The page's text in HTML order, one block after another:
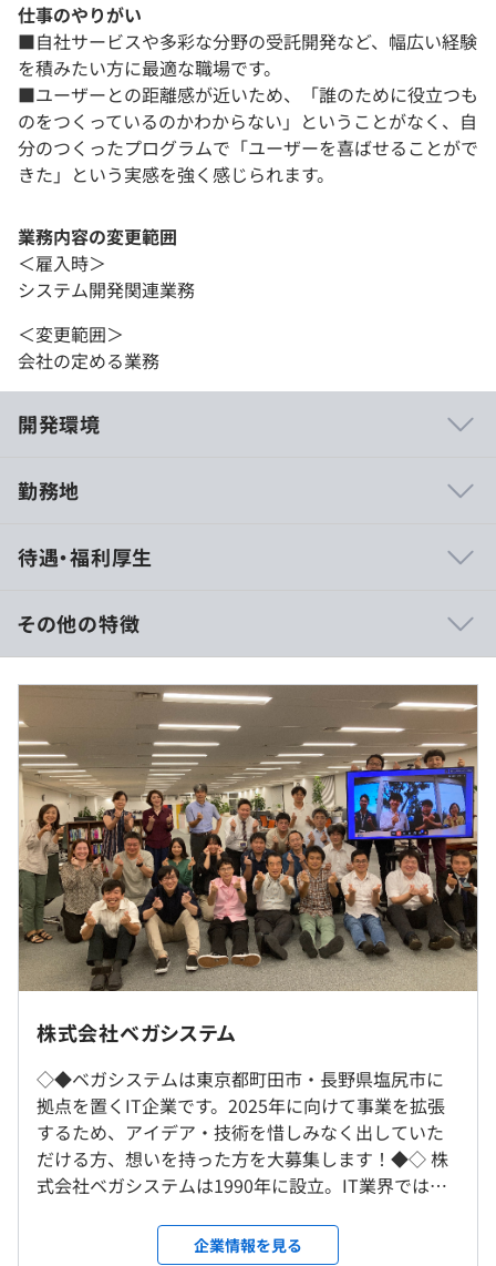
仕事のやりがい
■自社サービスや多彩な分野の受託開発など、幅広い経験
を積みたい方に最適な職場です。
■ユーザーとの距離感が近いため、「誰のために役立つも
のをつくっているのかわからない」ということがなく、自
分のつくったプログラムで「ユーザーを喜ばせることがで
きた」という実感を強く感じられます。
業務内容の変更範囲
＜雇入時＞
システム開発関連業務
＜変更範囲＞
会社の定める業務
開発環境
職場
会が少ない技術を持った社員がいます。そういった方たち
からいつも興味深い話を聞かせてもらえたり、困ったとき
は幅広い分野のプロフェッショナルたちが詳しく教えてく
れるため、知的好奇心が旺盛なエンジニアにとってとても
魅力的な環境です。
訪問が伴う事業をおこなっている個人・企業様に向けたソ
フトウェアのサービスを提供しています。
■自社開発：訪問看護効率化サービス『MeetsBee』・電
話転送サービス『TransphoneCall』など
■Webアプリ：動画配信サイトの開発、建設現場の進捗
状況を管理するシステム、スマホゲームのサーバ側API、
■スマホアプリ：飲食店のセルフオーダーシステム、タク
シー配車アプリ、倉庫でのピッキング作業用のアプリ
■制御システム：自動運転の監視システム、製造した製品
の良品、不良品を画像判定するシステム
■組込みシステム：ビルの火災報知器システム、医療系シ
ステム
■業務システム：LPガスの販売管理システム
■研究分野：ネットワークシミュレーター
勤務地
※転勤はほとんどありませんが、もし転勤する際には本人
の意向を聞いてからおこないます。
就業場所の変更範囲
＜雇入時＞
長野出張所
＜変更範囲＞
待遇・福利厚生
■年収：408万円～576万円
■月収：34万円～48万円
※経験・能力を考慮の上、当社規定により決定いたしま
す。
（※ 想定年収は年収提示額を保証するものではありません）
9：00～18：00
平均残業時間：平均10～20時間
【年間休日130日】
■土・日・祝祭日
■夏期休暇 （7～9月に5日間）
■年末年始休暇 (12月28日～1月4日）
その他の特徴
株式会社ベガシステム
◇◆ベガシステムは東京都町田市・長野県塩尻市に
拠点を置くIT企業です。2025年に向けて事業を拡張
するため、アイデア・技術を惜しみなく出していた
だける方、想いを持った方を大募集します！◆◇ 株
式会社ベガシステムは1990年に設立。IT業界では老
2015年に訪問看護事業も立ち上げ、ソフトウェア開
企業情報を見る